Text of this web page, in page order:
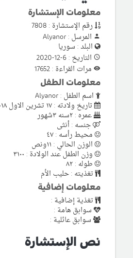
معلومات الإستشارة
رقم الإستشارة : 7808
المرسل : Alyanor
البلد : سوريا
التاريخ : 6-12-2020
مرات القراءة : 17652
معلومات الطفل
اسم الطفل : Alyanor
تاريخ ولادته : ١٧ تشرين الاول ٢٠١٨
عمره : ٢سنه ٣شهور
جنسه : أنثى
محيط رأسه : ٤٧
الوزن الحالي : ١١ونص
وزن الطفل عند الولادة : ٣١٠٠
طوله : ٨٢
تغذيته : حليب الأم
معلومات إضافية
تغذية إضافية :
سوابق هامة :
سوابق عائلية :
نص الإستشارة